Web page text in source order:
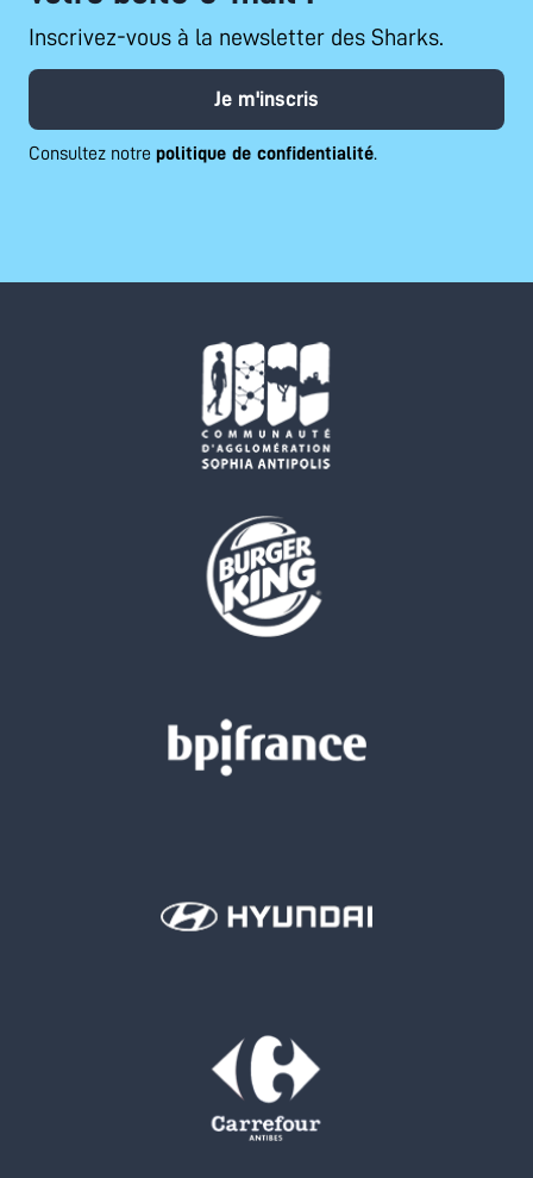
Inscrivez-vous à la newsletter des Sharks.
Je m'inscris
Consultez notre politique de confidentialité.